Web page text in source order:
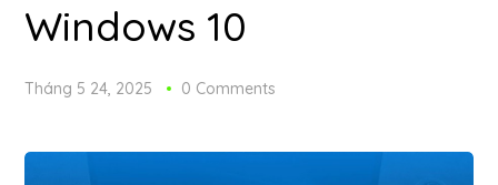
Windows 10
Tháng 5 24, 2025 0 Comments